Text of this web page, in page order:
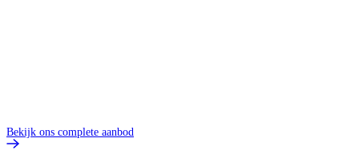
Bekijk ons complete aanbod